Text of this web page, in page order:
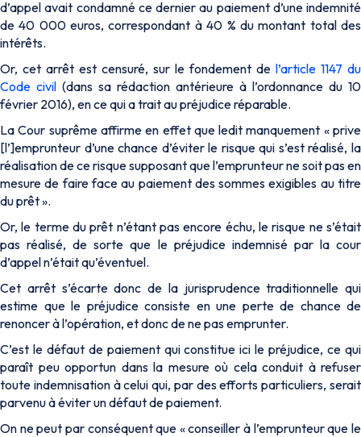
d’appel avait condamné ce dernier au paiement d’une indemnité
de 40 000 euros, correspondant à 40 % du montant total des
intérêts.
Or, cet arrêt est censuré, sur le fondement de l’article 1147 du
Code civil (dans sa rédaction antérieure à l’ordonnance du 10
février 2016), en ce qui a trait au préjudice réparable.
La Cour suprême affirme en effet que ledit manquement « prive
[l’]emprunteur d’une chance d’éviter le risque qui s’est réalisé, la
réalisation de ce risque supposant que l’emprunteur ne soit pas en
mesure de faire face au paiement des sommes exigibles au titre
du prêt».
Or, le terme du prêt n’étant pas encore échu, le risque ne s’était
pas réalisé, de sorte que le préjudice indemnisé par la cour
d’appel n’était qu’éventuel.
Cet arrêt s’écarte donc de la jurisprudence traditionnelle qui
estime que le préjudice consiste en une perte de chance de
renoncer à l’opération, et donc de ne pas emprunter.
C’est le défaut de paiement qui constitue ici le préjudice, ce qui
paraît peu opportun dans la mesure où cela conduit à refuser
toute indemnisation à celui qui, par des efforts particuliers, serait
parvenu à éviter un défaut de paiement.
On ne peut par conséquent que «conseiller à l’emprunteur que le